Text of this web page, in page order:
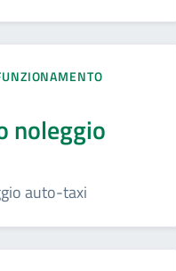
noleggio
auto-taxi